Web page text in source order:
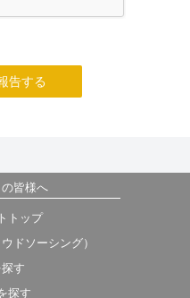
告する
皆様へ
トップ
ドソーシング）
す
探す